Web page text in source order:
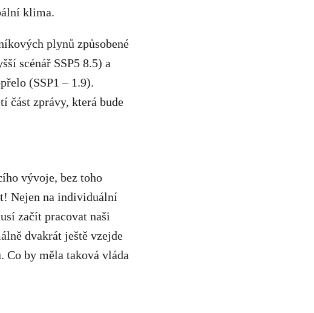
klima.
plynů způsobené
scénář SSP5 8.5) a
(SSP1 – 1.9).
část zprávy, která bude
vývoje, bez toho
Nejen na individuální
začít pracovat naši
dvakrát ještě vzejde
Co by měla taková vláda